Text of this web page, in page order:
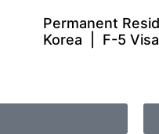
Permanent
Korea | F-5 Visa